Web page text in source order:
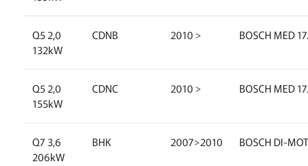
Q5 2,0
132kW
CDNB 2010 > BOSCH MED
Q5 2,0
155kW
CDNC 2010 > BOSCH MED
Q7 3,6
206kW
BHK 2007>2010 BOSCH DI-